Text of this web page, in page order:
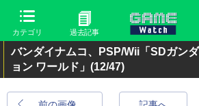
カテゴリ 過去記事
バンダイナムコ、PSP/Wii「SDガン
ョン ワールド」 (12/47)